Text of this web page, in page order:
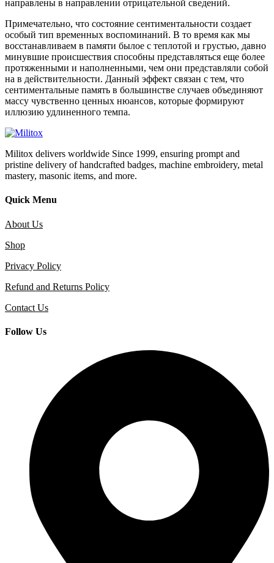
направлены в направлении отрицательной сведений.
Примечательно, что состояние сентиментальности создает
особый тип временных воспоминаний. В то время как мы
восстанавливаем в памяти былое с теплотой и грустью, давно
минувшие происшествия способны представляться еще более
протяженными и наполненными, чем они представляли собой
на в действительности. Данный эффект связан с тем, что
сентиментальные память в большинстве случаев объединяют
массу чувственно ценных нюансов, которые формируют
иллюзию удлиненного темпа.
Militox delivers worldwide Since 1999, ensuring prompt and
pristine delivery of handcrafted badges, machine embroidery, metal
mastery, masonic items, and more.
Quick Menu
About Us
Shop
Privacy Policy
Refund and Returns Policy
Contact Us
Follow Us